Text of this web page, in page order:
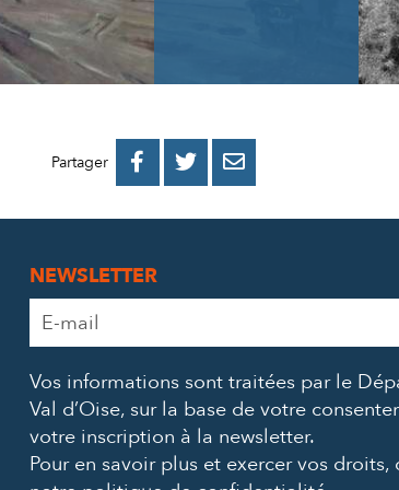
Partager 
PARTAGER
PARTAGER
PARTAGER
NEWSLETTER
Adresse
e-
*
Vos informations sont traitées par le
Val d’Oise, sur la base de votre
votre inscription à la newsletter.
Pour en savoir plus et exercer vos droits,